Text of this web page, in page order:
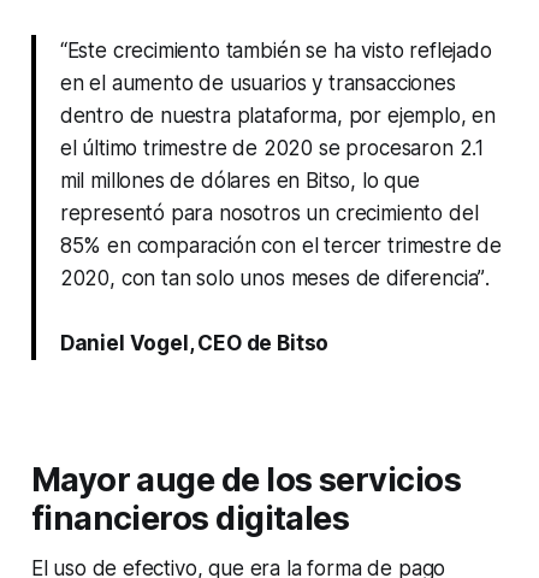
“Este crecimiento también se ha visto reflejado
en el aumento de usuarios y transacciones
dentro de nuestra plataforma, por ejemplo, en
el último trimestre de 2020 se procesaron 2.1
mil millones de dólares en Bitso, lo que
representó para nosotros un crecimiento del
85% en comparación con el tercer trimestre de
2020, con tan solo unos meses de diferencia”.
Daniel Vogel, CEO de Bitso
Mayor auge de los servicios
financieros digitales
El uso de efectivo, que era la forma de pago